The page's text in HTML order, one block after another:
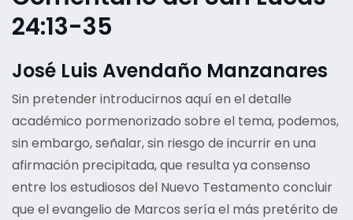
24:13-35
José Luis Avendaño Manzanares
Sin pretender introducirnos aquí en el detalle
académico pormenorizado sobre el tema, podemos,
sin embargo, señalar, sin riesgo de incurrir en una
afirmación precipitada, que resulta ya consenso
entre los estudiosos del Nuevo Testamento concluir
que el evangelio de Marcos sería el más pretérito de